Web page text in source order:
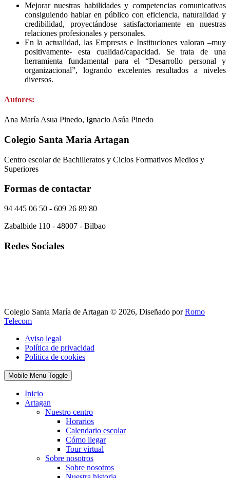
Mejorar nuestras habilidades y competencias comunicativas
consiguiendo hablar en público con eficiencia, naturalidad y
credibilidad, proyectándose satisfactoriamente en nuestras
relaciones profesionales y personales.
En la actualidad, las Empresas e Instituciones valoran –muy
positivamente- esta cualidad/capacidad. Se trata de una
herramienta fundamental para el “Desarrollo personal y
organizacional”, logrando excelentes resultados a niveles
diversos.
Autores:
Ana María Asua Pinedo, Ignacio Asúa Pinedo
Colegio Santa María Artagan
Centro escolar de Bachilleratos y Ciclos Formativos Medios y
Superiores
Formas de contactar
94 445 06 50 - 609 26 89 80
Zabalbide 110 - 48007 - Bilbao
Redes Sociales
Colegio Santa María de Artagan © 2026, Diseñado porRomo
Telecom
Aviso legal
Política de privacidad
Política de cookies
Mobile Menu Toggle
Inicio
Artagan
Nuestro centro
Horarios
Calendario escolar
Cómo llegar
Tour virtual
Sobre nosotros
Sobre nosotros